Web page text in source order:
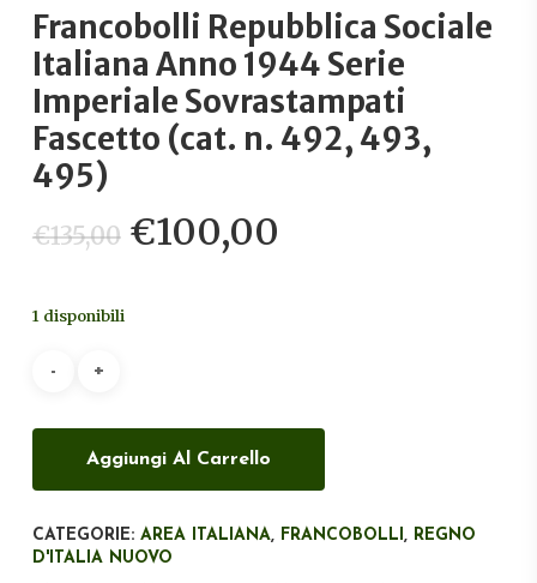
Francobolli Repubblica Sociale
Italiana Anno 1944 Serie
Imperiale Sovrastampati
Fascetto (cat. n. 492, 493,
495)
€135,00 Il
prezzo
€100,00
1 disponibili
Aggiungi Al Carrello
CATEGORIE: AREA ITALIANA, FRANCOBOLLI, REGNO
D'ITALIA NUOVO